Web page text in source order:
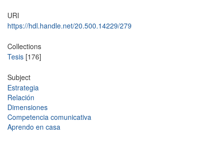
URI
https://hdl.handle.net/20.500.14229/279
Collections
Tesis [176]
Subject
Estrategia
Relación
Dimensiones
Competencia comunicativa
Aprendo en casa